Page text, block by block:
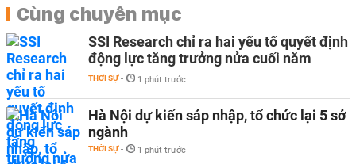
Cùng chuyên mục
SSI Research chỉ ra hai yếu tố quyết định
động lực tăng trưởng nửa cuối năm
THỜI SỰ - 1 phút trước
Hà Nội dự kiến sáp nhập, tổ chức lại 5 sở
ngành
THỜI SỰ - 1 phút trước